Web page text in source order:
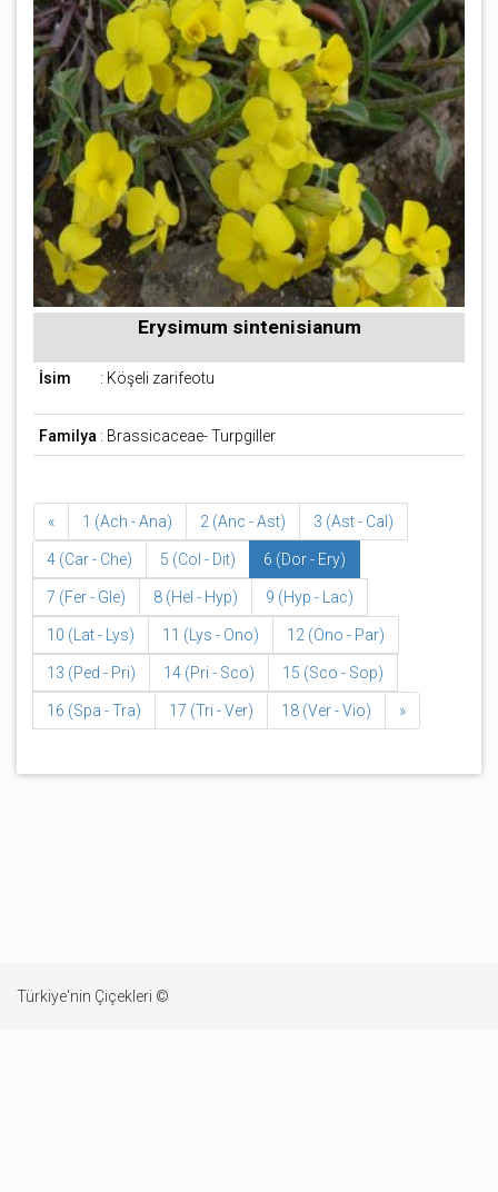
Erysimum sintenisianum
İsim : Köşeli zarifeotu
Familya : Brassicaceae- Turpgiller
« 1 (Ach - Ana) 2 (Anc - Ast) 3 (Ast - Cal)
4 (Car - Che) 5 (Col - Dit) 6 (Dor - Ery)
7 (Fer - Gle) 8 (Hel - Hyp) 9 (Hyp - Lac)
10 (Lat - Lys) 11 (Lys - Ono) 12 (Ono - Par)
13 (Ped - Pri) 14 (Pri - Sco) 15 (Sco - Sop)
16 (Spa - Tra) 17 (Tri - Ver) 18 (Ver - Vio) »
Türkiye'nin Çiçekleri ©